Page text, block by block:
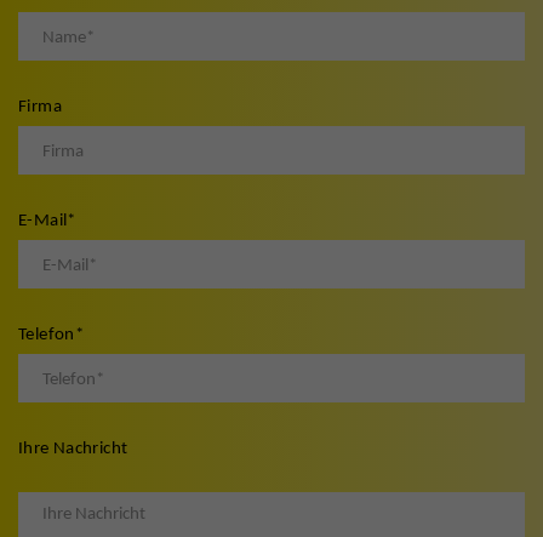
Firma
E-Mail*
Telefon *
Ihre Nachricht